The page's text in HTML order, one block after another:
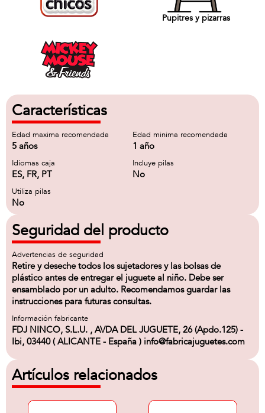
Pupitres y pizarras
Características
Edad maxima recomendada
5 años
Edad minima recomendada
1 año
Idiomas caja
ES, FR, PT
Incluye pilas
No
Utiliza pilas
No
Seguridad del producto
Advertencias de seguridad
Retire y deseche todos los sujetadores y las bolsas de
plástico antes de entregar el juguete al niño. Debe ser
ensamblado por un adulto. Recomendamos guardar las
instrucciones para futuras consultas.
Información fabricante
FDJ NINCO, S.L.U. , AVDA DEL JUGUETE, 26 (Apdo.125) -
Ibi, 03440 ( ALICANTE - España ) info@fabricajuguetes.com
Artículos relacionados